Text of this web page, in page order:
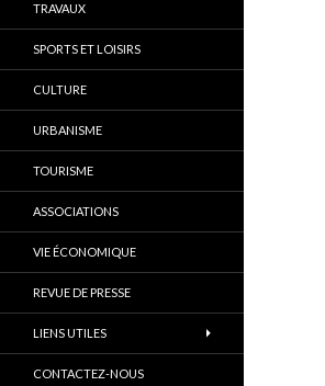
TRAVAUX
SPORTS ET LOISIRS
CULTURE
URBANISME
TOURISME
ASSOCIATIONS
VIE ÉCONOMIQUE
REVUE DE PRESSE
LIENS UTILES
CONTACTEZ-NOUS